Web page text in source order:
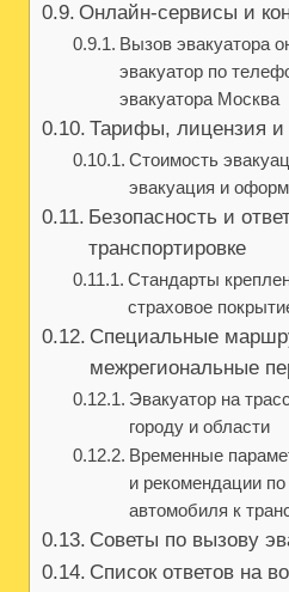
Онлайн-сервисы и
Вызов эвакуатора
эвакуатор по
эвакуатора Москва
Тарифы, лицензия и
Стоимость
эвакуация и
Безопасность и
транспортировке
Стандарты
страховое
Специальные
межрегиональные
Эвакуатор на
городу и области
Временные
и рекомендации по
автомобиля к
Советы по вызову
Список ответов на